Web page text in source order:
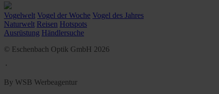
Vogelwelt Vogel der Woche Vogel des Jahres
Naturwelt Reisen Hotspots
Ausrüstung Händlersuche
© Eschenbach Optik GmbH 2026
᛫
By WSB Werbeagentur